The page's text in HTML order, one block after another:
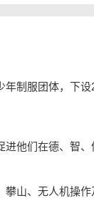
制服团体，下
他们在德、智、
山、无人机操